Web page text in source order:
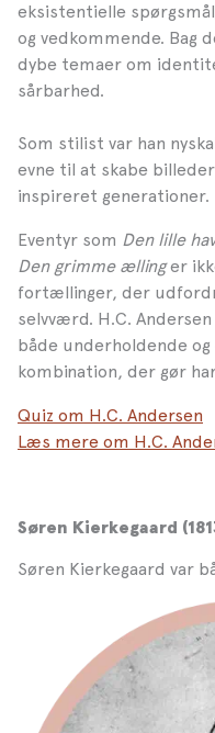
eksistentielle
og vedkommende. Bag
dybe temaer om
sårbarhed.
Som stilist var han
evne til at skabe
inspireret generationer.
Eventyr som Den lille
Den grimme ællinger
fortællinger, der
selvværd. H.C.
både underholdende
kombination, der gør
Quiz om H.C. Andersen
Læs mere om H.C.
Søren Kierkegaard
Søren Kierkegaard var